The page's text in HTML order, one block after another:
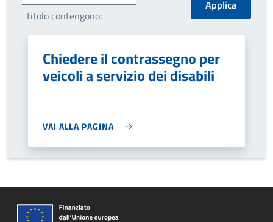
titolo contengono:
Chiedere il contrassegno per
veicoli a servizio dei disabili
VAI ALLA PAGINA